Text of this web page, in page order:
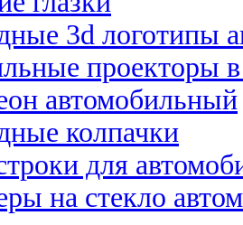
3d логотипы
проекторы
автомобильный
колпачки
для
на стекло